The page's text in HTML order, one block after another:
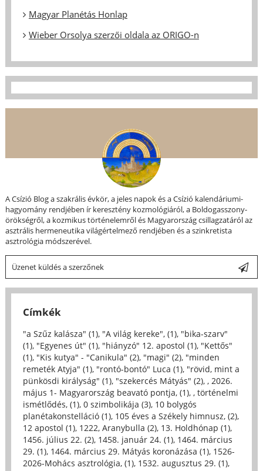
Magyar Planétás Honlap
Wieber Orsolya szerzői oldala az ORIGO-n
A Csízió Blog a szakrális évkör, a jeles napok és a Csízió kalendáriumi-
hagyomány rendjében ír keresztény kozmológiáról, a Boldogasszony-
örökségről, a kozmikus történelemről és Magyarország csillagzatáról az
asztrális hermeneutika világértelmező rendjében és a szinkretista
asztrológia módszerével.
Üzenet küldés a szerzőnek
Címkék
"a Szűz kalásza" (1), "A világ kereke", (1), "bika-szarv"
(1), "Egyenes út" (1), "hiányzó" 12. apostol (1), "Kettős"
(1), "Kis kutya" - "Canikula" (2), "magi" (2), "minden
remeték Atyja" (1), "rontó-bontó" Luca (1), "rövid, mint a
pünkösdi királyság" (1), "szekercés Mátyás" (2), , 2026.
május 1- Magyarország beavató pontja, (1), , történelmi
ismétlődés, (1), 0 szimbolikája (3), 10 bolygós
planétakonstelláció (1), 105 éves a Székely himnusz, (2),
12 apostol (1), 1222, Aranybulla (2), 13. Holdhónap (1),
1456. július 22. (2), 1458. január 24. (1), 1464. március
29. (1), 1464. március 29. Mátyás koronázása (1), 1526-
2026-Mohács asztrológia, (1), 1532. augusztus 29. (1),